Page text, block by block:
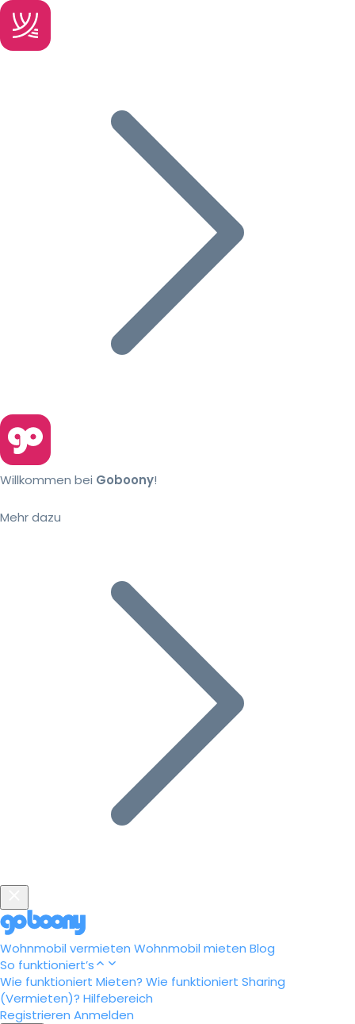
Willkommen bei Goboony!
Mehr dazu
Wohnmobil vermieten Wohnmobil mieten Blog
So funktioniert’s
Wie funktioniert Mieten? Wie funktioniert Sharing
(Vermieten)? Hilfebereich
Registrieren Anmelden